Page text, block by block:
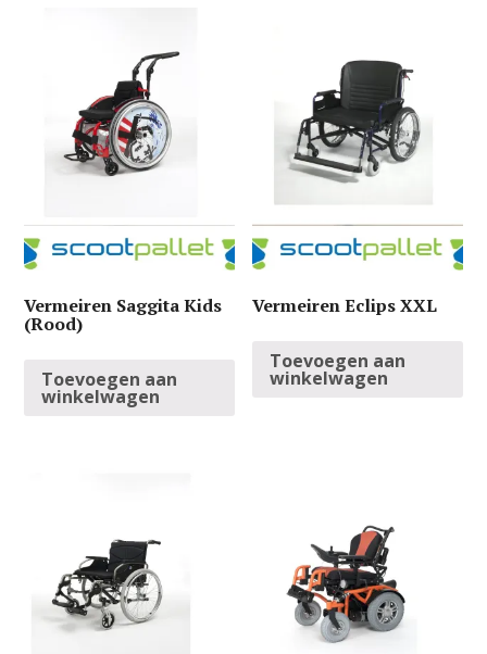
Vermeiren Saggita Kids
(Rood)
Toevoegen aan
winkelwagen
Vermeiren Eclips XXL
Toevoegen aan
winkelwagen